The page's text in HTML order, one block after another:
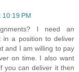
PM
I need an
a position to deliver
and I am willing to pay
on time. I also want
you can deliver it then